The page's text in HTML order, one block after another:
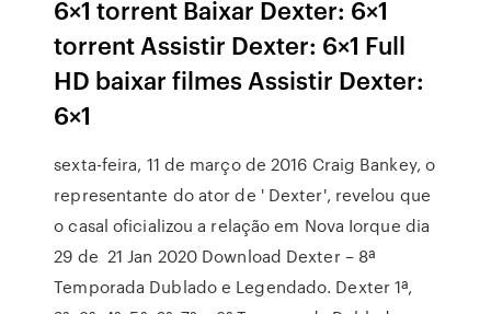
6×1 torrent Baixar Dexter: 6×1
torrent Assistir Dexter: 6×1 Full
HD baixar filmes Assistir Dexter:
6×1
sexta-feira, 11 de março de 2016 Craig Bankey, o
representante do ator de ' Dexter', revelou que
o casal oficializou a relação em Nova Iorque dia
29 de 21 Jan 2020 Download Dexter – 8ª
Temporada Dublado e Legendado. Dexter 1ª,